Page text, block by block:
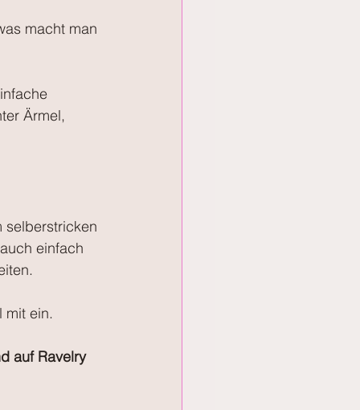
macht man
Ärmel,
selberstricken
einfach
mit ein.
auf Ravelry